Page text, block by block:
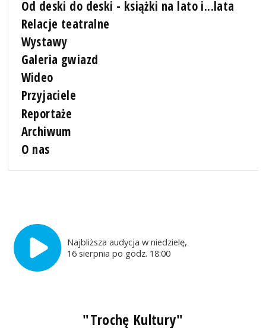
Od deski do deski - książki na lato i...lata
Relacje teatralne
Wystawy
Galeria gwiazd
Wideo
Przyjaciele
Reportaże
Archiwum
O nas
Najbliższa audycja w niedzielę,
16 sierpnia po godz. 18:00
"Trochę Kultury"